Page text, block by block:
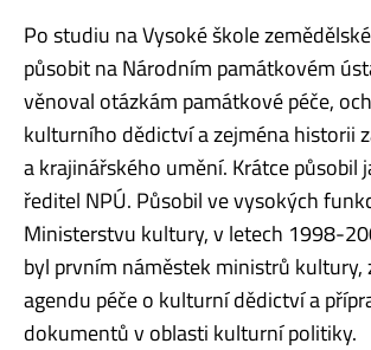
Po studiu na Vysoké škole
působit na Národním památkovém
věnoval otázkám památkové péče,
kulturního dědictví a zejména historii
a krajinářského umění. Krátce působil
ředitel NPÚ. Působil ve vysokých
Ministerstvu kultury, v letech 1998-
byl prvním náměstek ministrů kultury,
agendu péče o kulturní dědictví a
dokumentů v oblasti kulturní politiky.